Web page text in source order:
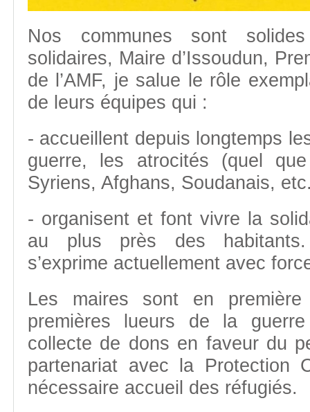
Nos communes sont
solidaires, Maire d’Issoudun,
de l’AMF, je salue le rôle
de leurs équipes qui :
- accueillent depuis longtemps
guerre, les atrocités (quel
Syriens, Afghans, Soudanais,
- organisent et font vivre la
au plus près des
s’exprime actuellement avec
Les maires sont en
premières lueurs de la
collecte de dons en faveur du
partenariat avec la Protection
nécessaire accueil des réfugiés.